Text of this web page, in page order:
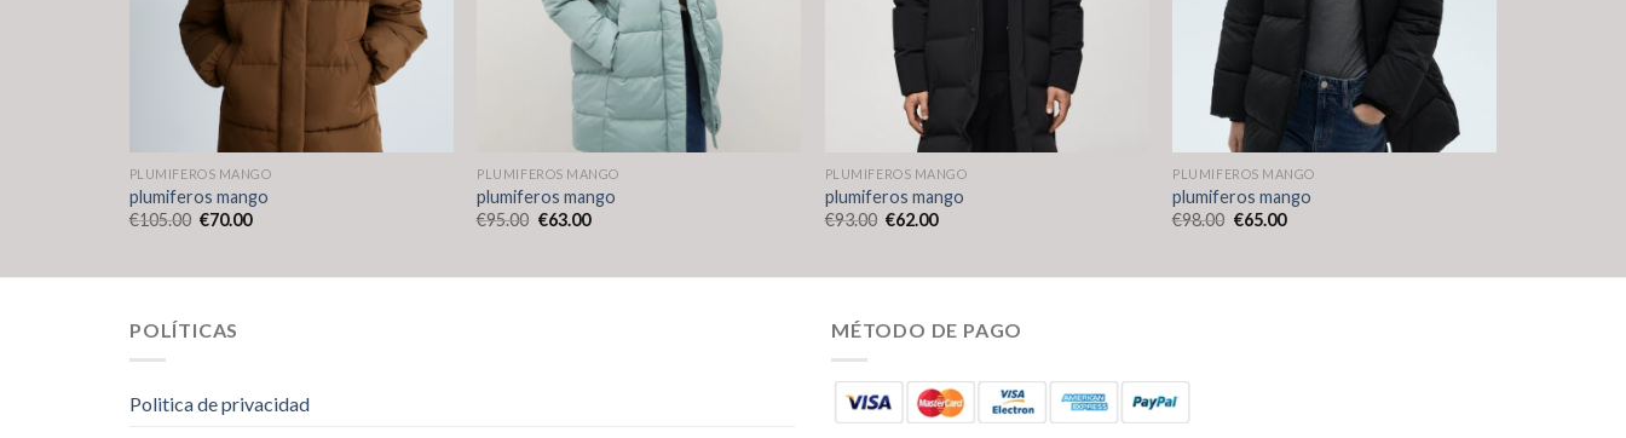
PLUMIFEROS MANGO
plumiferos mango
€105.00 €70.00
PLUMIFEROS MANGO
plumiferos mango
€95.00 €63.00
PLUMIFEROS MANGO
plumiferos mango
€93.00 €62.00
PLUMIFEROS MANGO
plumiferos mango
€98.00 €65.00
POLÍTICAS
Politica de privacidad
MÉTODO DE PAGO